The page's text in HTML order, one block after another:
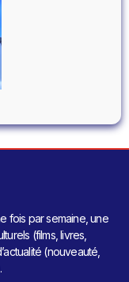
fois par semaine, une
(films, livres,
(nouveauté,